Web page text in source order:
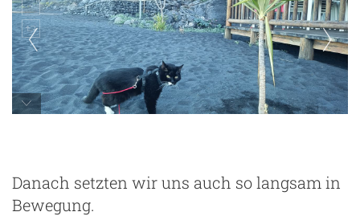
Danach setzten wir uns auch so langsam in
Bewegung.